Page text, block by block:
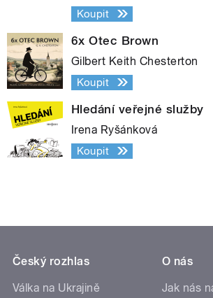
Koupit
6x Otec Brown
Gilbert Keith Chesterton
Koupit
Hledání veřejné služby
Irena Ryšánková
Koupit
Český rozhlas
Válka na Ukrajině
O nás
Jak nás